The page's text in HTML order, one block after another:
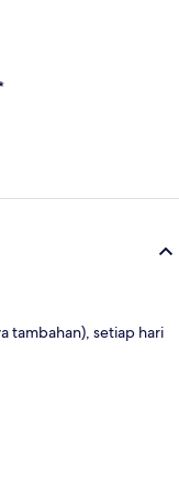
tambahan), setiap hari